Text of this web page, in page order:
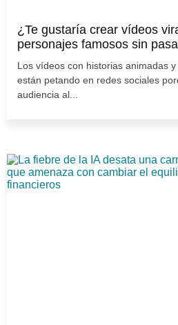
¿Te gustaría crear vídeos
personajes famosos sin
Los vídeos con historias animadas
están petando en redes sociales
audiencia al...